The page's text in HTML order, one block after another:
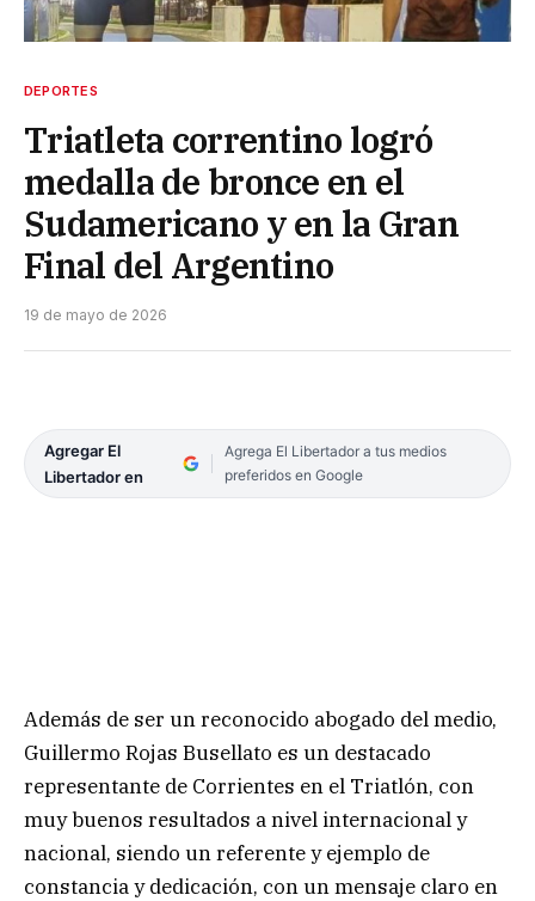
DEPORTES
Triatleta correntino logró
medalla de bronce en el
Sudamericano y en la Gran
Final del Argentino
19 de mayo de 2026
Agregar El
Libertador en
Agrega El Libertador a tus medios
preferidos en Google
Además de ser un reconocido abogado del medio,
Guillermo Rojas Busellato es un destacado
representante de Corrientes en el Triatlón, con
muy buenos resultados a nivel internacional y
nacional, siendo un referente y ejemplo de
constancia y dedicación, con un mensaje claro en